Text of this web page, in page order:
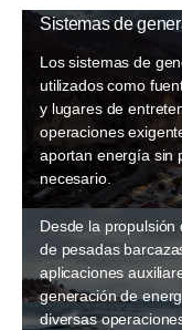
Sistemas de
Los sistemas de
utilizados como
y lugares de
operaciones
aportan energía sin
necesario.
Sistemas de
Desde la
de pesadas
aplicaciones
generación de
diversas